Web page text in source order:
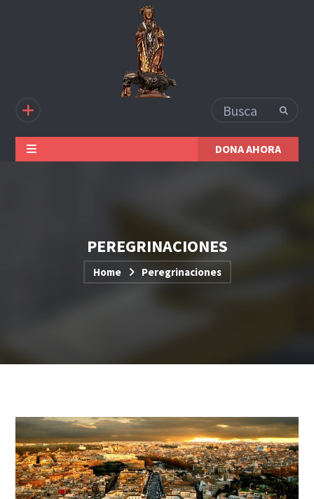
DONA AHORA
PEREGRINACIONES
Home Peregrinaciones